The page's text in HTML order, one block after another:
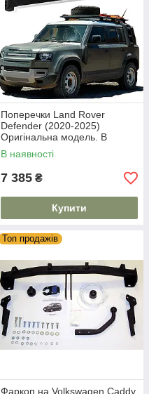
Поперечки Land Rover
Defender (2020-2025)
Оригінальна модель. В
штатні місця.
В наявності
7 385 ₴
Купити
Топ продажів
Фаркоп на Volkswagen Caddy